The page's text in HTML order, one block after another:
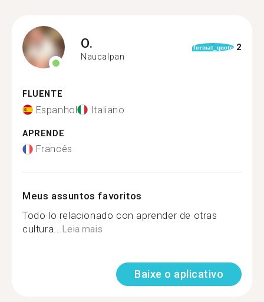
O.
Naucalpan
format_quote 2
FLUENTE
Espanhol Italiano
APRENDE
Francês
Meus assuntos favoritos
Todo lo relacionado con aprender de otras
cultura...Leia mais
Baixe o aplicativo